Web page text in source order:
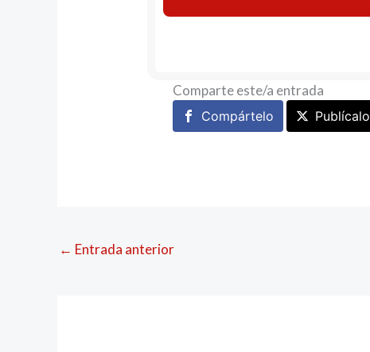
Comparte este/a entrada
Compártelo Publícalo
← Entrada anterior